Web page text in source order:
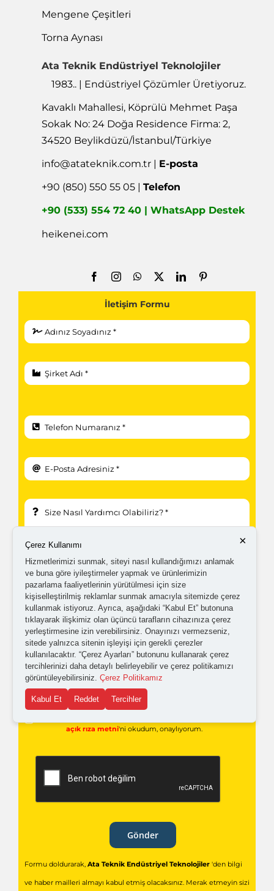
Mengene Çeşitleri
Torna Aynası
Ata Teknik Endüstriyel Teknolojiler
1983.. | Endüstriyel Çözümler Üretiyoruz.
Kavaklı Mahallesi, Köprülü Mehmet Paşa
Sokak No: 24 Doğa Residence Firma: 2,
34520 Beylikdüzü/İstanbul/Türkiye
info@atateknik.com.tr | E-posta
+90 (850) 550 55 05 |Telefon
+90 (533) 554 72 40 | WhatsApp Destek
heikenei.com
İletişim Formu
Kampanyalardan ve güncellemelerden haberdar
olabilmem için tarafımaticari elektronik ileti
gönderilmesini kabul ediyorum.
Kişisel verilerimin işlenmesine yönelik
açık rıza metni'ni okudum,onaylıyorum.
Gönder
Formu doldurarak, Ata Teknik Endüstriyel Teknolojiler'den bilgi
ve haber mailleri almayı kabul etmiş olacaksınız. Merak etmeyin sizi
×
Çerez Kullanımı
Hizmetlerimizi sunmak, siteyi nasıl kullandığımızı anlamak
ve buna göre iyileştirmeler yapmak ve ürünlerimizin
pazarlama faaliyetlerinin yürütülmesi için size
kişiselleştirilmiş reklamlar sunmak amacıyla sitemizde çerez
kullanmak istiyoruz. Ayrıca, aşağıdaki “Kabul Et” butonuna
tıklayarak ilişkimiz olan üçüncü tarafların cihazınıza çerez
yerleştirmesine izin verebilirsiniz. Onayınızı vermezseniz,
sitede yalnızca sitenin işleyişi için gerekli çerezler
kullanılacaktır. “Çerez Ayarları” butonunu kullanarak çerez
tercihlerinizi daha detaylı belirleyebilir ve çerez politikamızı
görüntüleyebilirsiniz. Çerez Politikamız
Kabul Et Reddet Tercihler